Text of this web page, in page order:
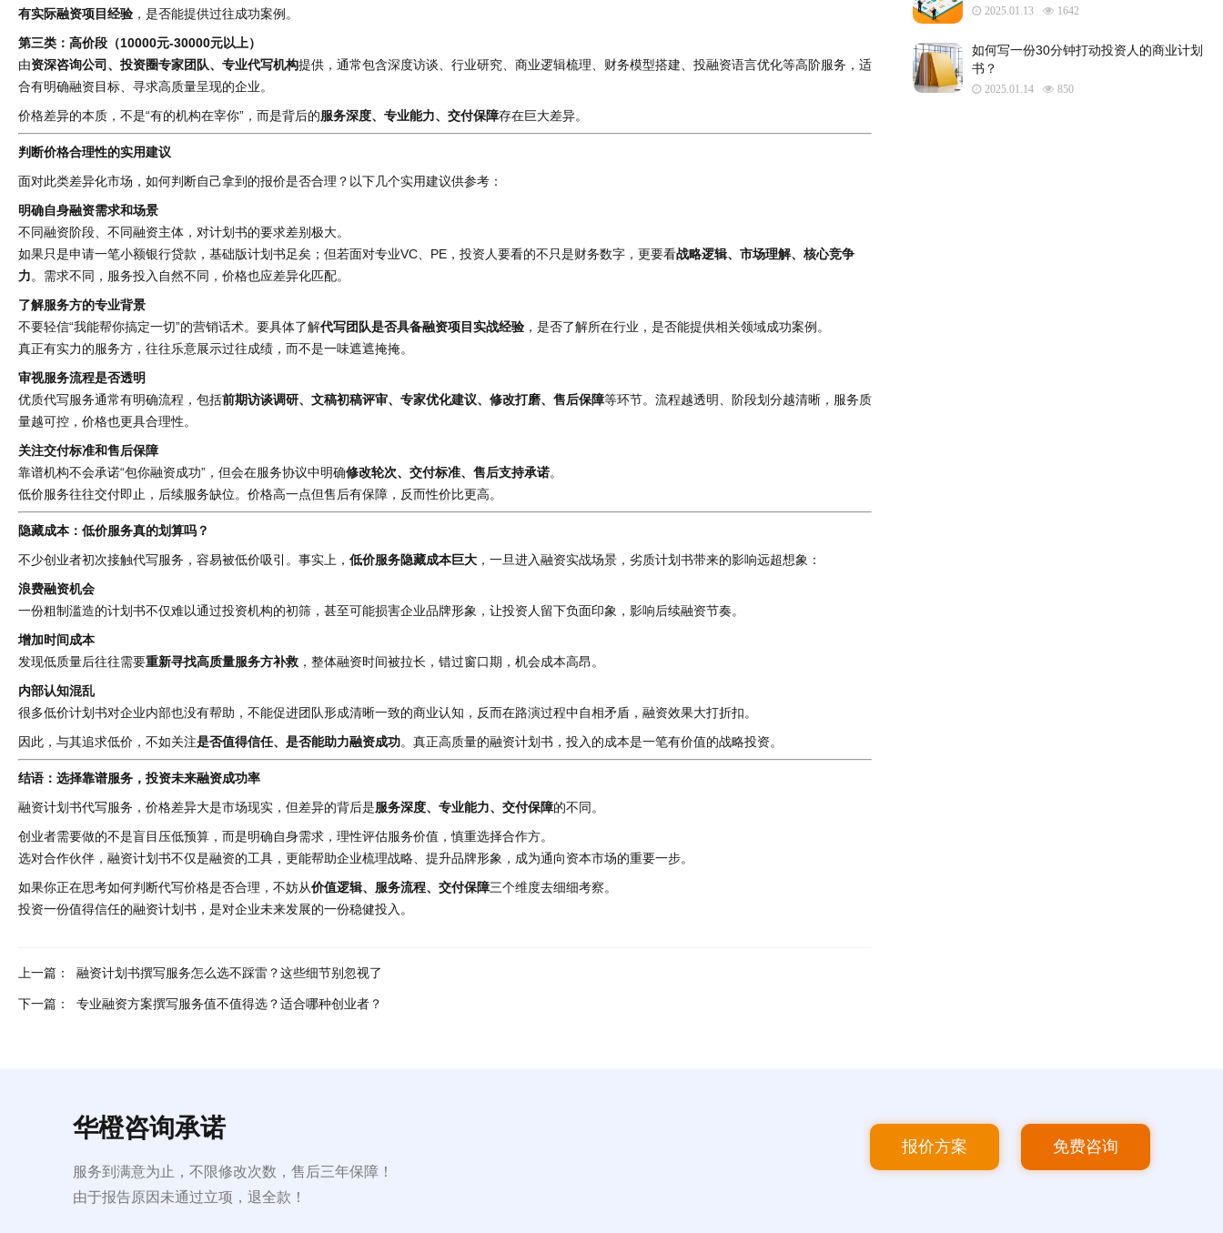
有实际融资项目经验 ，是否能提供过往成功案例。
第三类：高价段（10000元-30000元以上）
由资深咨询公司、投资圈专家团队、专业代写机构提供，通常包含深度访谈、行业研究、商业逻辑梳理、财务模型搭建、投融资语言优化等高阶服务，适
合有明确融资目标、寻求高质量呈现的企业。
价格差异的本质，不是“有的机构在宰你”，而是背后的服务深度、专业能力、交付保障存在巨大差异。
判断价格合理性的实用建议
面对此类差异化市场，如何判断自己拿到的报价是否合理？以下几个实用建议供参考：
明确自身融资需求和场景
不同融资阶段、不同融资主体，对计划书的要求差别极大。
如果只是申请一笔小额银行贷款，基础版计划书足矣；但若面对专业VC、PE，投资人要看的不只是财务数字，更要看战略逻辑、市场理解、核心竞争
力。需求不同，服务投入自然不同，价格也应差异化匹配。
了解服务方的专业背景
不要轻信“我能帮你搞定一切”的营销话术。要具体了解代写团队是否具备融资项目实战经验 ，是否了解所在行业，是否能提供相关领域成功案例。
真正有实力的服务方，往往乐意展示过往成绩，而不是一味遮遮掩掩。
审视服务流程是否透明
优质代写服务通常有明确流程，包括前期访谈调研、文稿初稿评审、专家优化建议、修改打磨、售后保障等环节。流程越透明、阶段划分越清晰，服务质
量越可控，价格也更具合理性。
关注交付标准和售后保障
靠谱机构不会承诺“包你融资成功”，但会在服务协议中明确修改轮次、交付标准、售后支持承诺。
低价服务往往交付即止，后续服务缺位。价格高一点但售后有保障，反而性价比更高。
隐藏成本：低价服务真的划算吗？
不少创业者初次接触代写服务，容易被低价吸引。事实上， 低价服务隐藏成本巨大 ，一旦进入融资实战场景，劣质计划书带来的影响远超想象：
浪费融资机会
一份粗制滥造的计划书不仅难以通过投资机构的初筛，甚至可能损害企业品牌形象，让投资人留下负面印象，影响后续融资节奏。
增加时间成本
发现低质量后往往需要重新寻找高质量服务方补救 ，整体融资时间被拉长，错过窗口期，机会成本高昂。
内部认知混乱
很多低价计划书对企业内部也没有帮助，不能促进团队形成清晰一致的商业认知，反而在路演过程中自相矛盾，融资效果大打折扣。
因此，与其追求低价，不如关注是否值得信任、是否能助力融资成功。真正高质量的融资计划书，投入的成本是一笔有价值的战略投资。
结语：选择靠谱服务，投资未来融资成功率
融资计划书代写服务，价格差异大是市场现实，但差异的背后是服务深度、专业能力、交付保障的不同。
创业者需要做的不是盲目压低预算，而是明确自身需求，理性评估服务价值，慎重选择合作方。
选对合作伙伴，融资计划书不仅是融资的工具，更能帮助企业梳理战略、提升品牌形象，成为通向资本市场的重要一步。
如果你正在思考如何判断代写价格是否合理，不妨从价值逻辑、服务流程、交付保障三个维度去细细考察。
投资一份值得信任的融资计划书，是对企业未来发展的一份稳健投入。
上一篇： ​融资计划书撰写服务怎么选不踩雷？这些细节别忽视了
下一篇： 专业融资方案撰写服务值不值得选？适合哪种创业者？
2025.01.13 1642
如何写一份30分钟打动投资人的商业计划
书？
2025.01.14 850
华橙咨询承诺
服务到满意为止，不限修改次数，售后三年保障！
由于报告原因未通过立项，退全款！
报价方案 免费咨询